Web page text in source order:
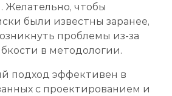
чтобы
были известны заранее,
проблемы из-за
в методологии.
подход эффективен в
с проектированием и